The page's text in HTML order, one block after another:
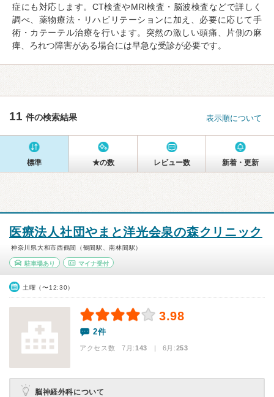
症にも対応します。CT検査やMRI検査・脳波検査などで詳しく
調べ、薬物療法・リハビリテーションに加え、必要に応じて手
術・カテーテル治療を行います。突然の激しい頭痛、片側の麻
痺、ろれつ障害がある場合には早急な受診が必要です。
11 件の検索結果 表示順について
標準 ★の数 レビュー数 新着・更新
医療法人社団やまと洋光会泉の森クリニック
神奈川県大和市西鶴間（鶴間駅、南林間駅）
駐車場あり マイナ受付
土曜（〜12:30）
3.98
2件
アクセス数 7月:143 | 6月:253
脳神経外科について